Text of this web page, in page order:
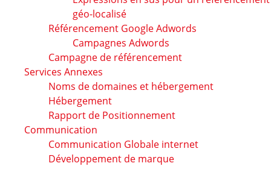
géo-localisé
Référencement Google Adwords
Campagnes Adwords
Campagne de référencement
Services Annexes
Noms de domaines et hébergement
Hébergement
Rapport de Positionnement
Communication
Communication Globale internet
Développement de marque